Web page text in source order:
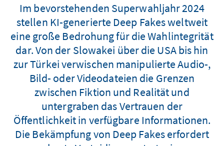
Im bevorstehenden Superwahljahr 2024
stellen KI-generierte Deep Fakes weltweit
eine große Bedrohung für die Wahlintegrität
dar. Von der Slowakei über die USA bis hin
zur Türkei verwischen manipulierte Audio-,
Bild- oder Videodateien die Grenzen
zwischen Fiktion und Realität und
untergraben das Vertrauen der
Öffentlichkeit in verfügbare Informationen.
Die Bekämpfung von Deep Fakes erfordert